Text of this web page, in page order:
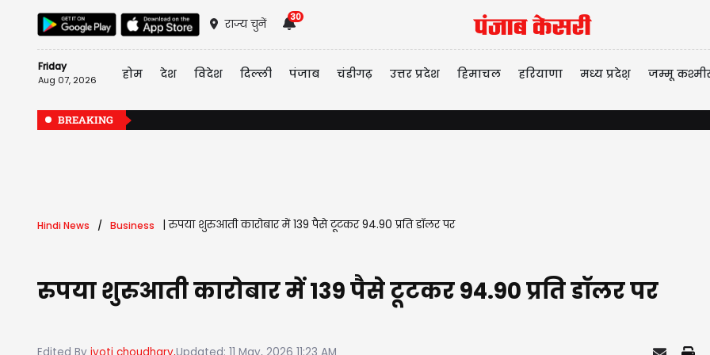
राज्य चुनें
30
Friday
Aug 07, 2026 होम देश विदेश दिल्ली पंजाब चंडीगढ़ उत्तर प्रदेश हिमाचल हरियाणा मध्य प्रदेश़ जम्मू
BREAKING
Hindi News Business |रुपया शुरुआती कारोबार में 139 पैसे टूटकर 94.90 प्रति डॉलर पर
रुपया शुरुआती कारोबार में 139 पैसे टूटकर 94.90 प्रति डॉलर पर